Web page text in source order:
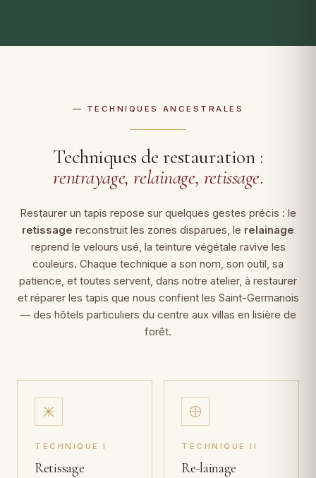
— TECHNIQUES ANCESTRALES
Techniques de restauration :
rentrayage, relainage, retissage.
Restaurer un tapis repose sur quelques gestes précis : le
retissage reconstruit les zones disparues, le relainage
reprend le velours usé, la teinture végétale ravive les
couleurs. Chaque technique a son nom, son outil, sa
patience, et toutes servent, dans notre atelier, à restaurer
et réparer les tapis que nous confient les Saint-Germanois
— des hôtels particuliers du centre aux villas en lisière de
forêt.
TECHNIQUE I
Retissage
TECHNIQUE II
Re-lainage